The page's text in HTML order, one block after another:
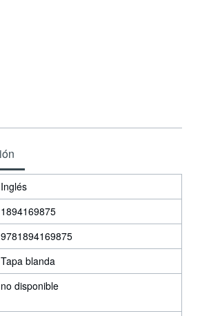
Inglés
1894169875
9781894169875
Tapa blanda
no disponible